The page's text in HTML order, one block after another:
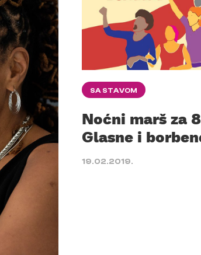
SA STAVOM
Noćni marš za
Glasne i
19.02.2019.